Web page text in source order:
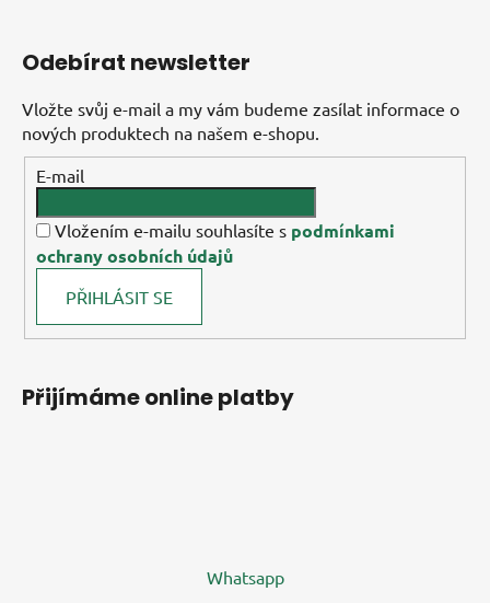
Odebírat newsletter
Vložte svůj e-mail a my vám budeme zasílat informace o
nových produktech na našem e-shopu.
E-mail
Vložením e-mailu souhlasíte s podmínkami
ochrany osobních údajů
PŘIHLÁSIT SE
Přijímáme online platby
Whatsapp